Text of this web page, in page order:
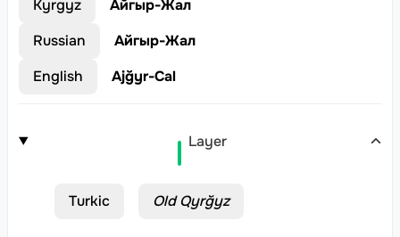
Kyrgyz
Айгыр-Жал
Russian
Айгыр-Жал
English
Ajğyr-Cal
Layer
Turkic Old Qyrğyz